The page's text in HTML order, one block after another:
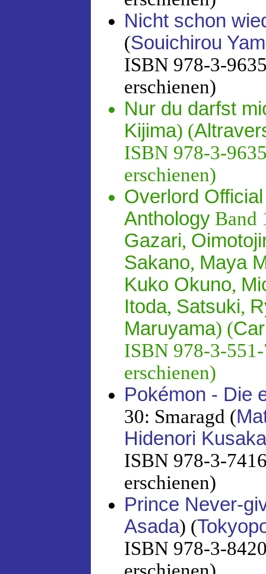
Nicht schon
(Souichirou
ISBN 978-3-
erschienen)
Nur du darfst
Kijima) (
ISBN 978-3-
erschienen)
Overlord
Anthology Band
Gazari,
Sakano, Maya
Kuko Okuno,
Itoda, Satsuki,
Maruyama) (
ISBN 978-3-
erschienen)
Pokémon - Die
30: Smaragd (
Hidenori Kusaka
ISBN 978-3-
erschienen)
Prince Never-
Asada) (
ISBN 978-3-